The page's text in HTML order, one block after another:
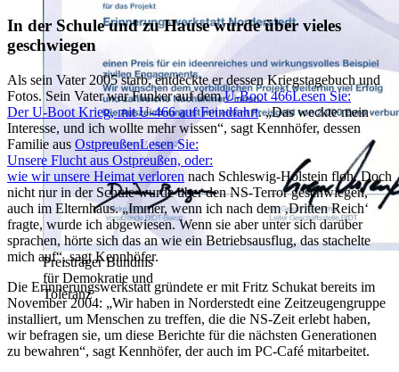
Preisträger Bündnis
für Demokratie und
Toleranz
In der Schule und zu Hause wurde über vieles
geschwiegen
Als sein Vater 2005 starb, entdeckte er dessen Kriegstagebuch und
Fotos. Sein Vater war Funker auf demU-Boot 466Lesen Sie:
Der U-Boot Krieg, mit U-466 auf Feindfahrt. Das weckte mein
Interesse, und ich wollte mehr wissen , sagt Kennhöfer, dessen
Familie aus OstpreußenLesen Sie:
Unsere Flucht aus Ostpreußen, oder:
wie wir unsere Heimat verloren nach Schleswig-Holstein floh. Doch
nicht nur in der Schule wurde über den NS-Terror geschwiegen,
auch im Elternhaus. Immer, wenn ich nach dem Dritten Reich
fragte, wurde ich abgewiesen. Wenn sie aber unter sich darüber
sprachen, hörte sich das an wie ein Betriebsausflug, das stachelte
mich auf , sagt Kennhöfer.
Die Erinnerungswerkstatt gründete er mit Fritz Schukat bereits im
November 2004:
Wir haben in Norderstedt eine Zeitzeugengruppe
installiert, um Menschen zu treffen, die die NS-Zeit erlebt haben,
wir befragen sie, um diese Berichte für die nächsten Generationen
zu bewahren , sagt Kennhöfer, der auch im PC-Café mitarbeitet.